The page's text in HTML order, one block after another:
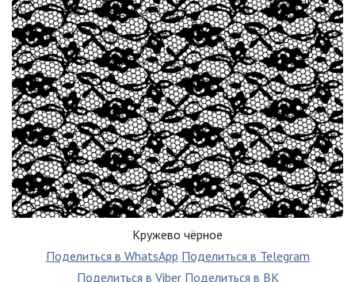
Кружево чёрное
Поделиться в WhatsApp Поделиться в Telegram
Поделиться в Viber Поделиться в ВК